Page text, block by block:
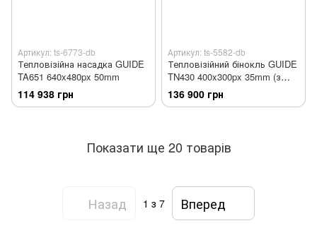
Артикул: ts-6773-db
Тепловізійна насадка GUIDE
TA651 640x480px 50mm
114 938 грн
Артикул: ts-5582-db
Тепловізійний бінокль GUIDE
TN430 400x300px 35mm (з
далекоміром)
136 900 грн
Показати ще 20 товарів
Назад 1 з 7 Вперед